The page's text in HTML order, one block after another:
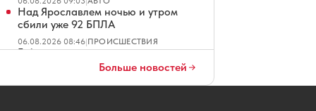
Над Ярославлем ночью и утром
сбили уже 92 БПЛА
06.08.2026 08:46|ПРОИСШЕСТВИЯ
Губернатор рассказал о
последствиях самой массовой
Больше новостей